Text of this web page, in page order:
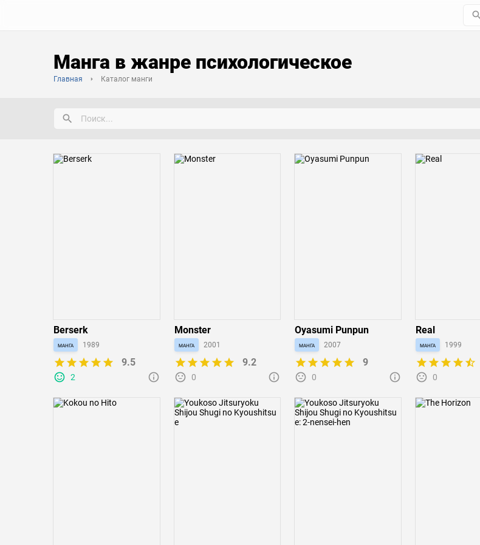
Манга в жанре психологическое
Главная Каталог манги
Berserk
манга 1989
9.5
2
Monster
манга 2001
9.2
0
Oyasumi Punpun
манга 2007
9
0
Real
манга 1999
0